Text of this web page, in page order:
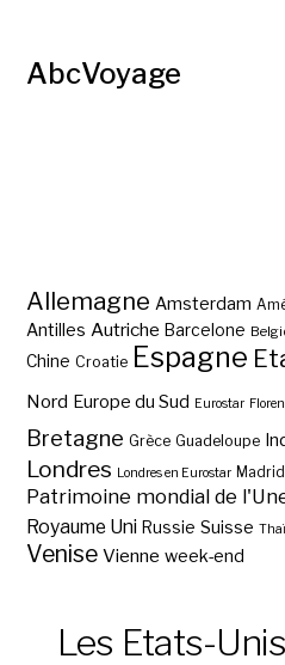
AbcVoyage
Allemagne Amsterdam
Antilles Autriche Barcelone
Chine Croatie Espagne
Nord Europe du Sud Eurostar
Bretagne Grèce Guadeloupe
Londres Londres en Eurostar Madrid
Patrimoine mondial de
Royaume Uni Russie Suisse
Venise Vienne week-end
Les Etats-